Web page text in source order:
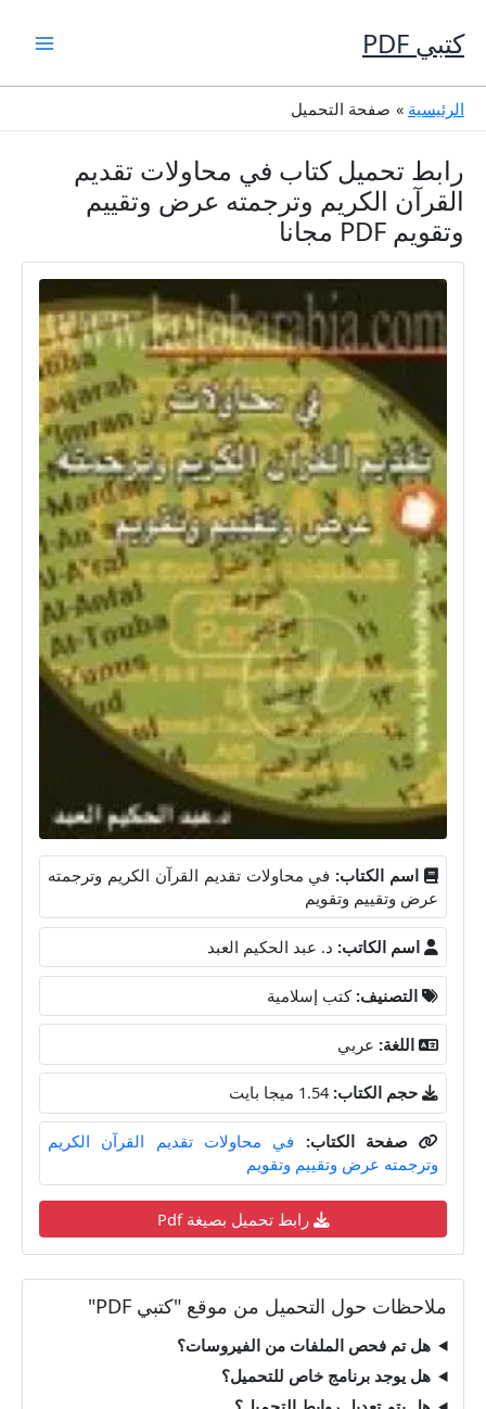
إلى
المحتوى
كتبي PDF
الرئيسية صفحة التحميل
رابط تحميل كتاب في محاولات تقديم
القرآن الكريم وترجمته عرض وتقييم
وتقويم PDF مجانا
اسم الكتاب: في محاولات تقديم القرآن الكريم وترجمته
عرض وتقييم وتقويم
اسم الكاتب: د. عبد الحكيم العبد
التصنيف: كتب إسلامية
اللغة: عربي
حجم الكتاب: 1.54 ميجا بايت
صفحة الكتاب:
في محاولات تقديم القرآن الكريم
وترجمته عرض وتقييم وتقويم
رابط تحميل بصيغة Pdf
ملاحظات حول التحميل من موقع "كتبي PDF"
هل تم فحص الملفات من الفيروسات؟
هل يوجد برنامج خاص للتحميل؟